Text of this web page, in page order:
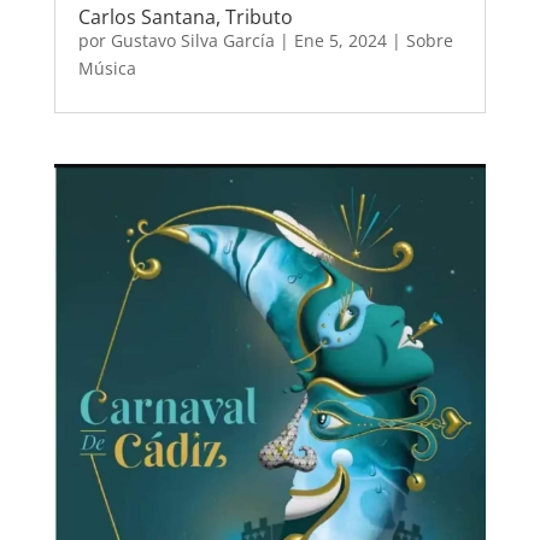
Carlos Santana, Tributo
por Gustavo Silva García | Ene 5, 2024| Sobre
Música